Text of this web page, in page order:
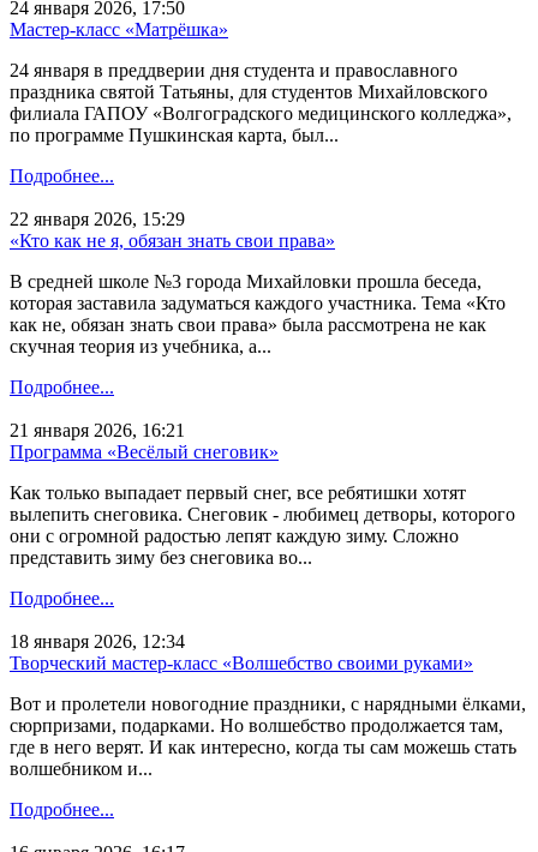
24 января 2026, 17:50
Мастер-класс «Матрёшка»
24 января в преддверии дня студента и православного
праздника святой Татьяны, для студентов Михайловского
филиала ГАПОУ «Волгоградского медицинского колледжа»,
по программе Пушкинская карта, был...
Подробнее...
22 января 2026, 15:29
«Кто как не я, обязан знать свои права»
В средней школе №3 города Михайловки прошла беседа,
которая заставила задуматься каждого участника. Тема «Кто
как не, обязан знать свои права» была рассмотрена не как
скучная теория из учебника, а...
Подробнее...
21 января 2026, 16:21
Программа «Весёлый снеговик»
Как только выпадает первый снег, все ребятишки хотят
вылепить снеговика. Снеговик - любимец детворы, которого
они с огромной радостью лепят каждую зиму. Сложно
представить зиму без снеговика во...
Подробнее...
18 января 2026, 12:34
Творческий мастер-класс «Волшебство своими руками»
Вот и пролетели новогодние праздники, с нарядными ёлками,
сюрпризами, подарками. Но волшебство продолжается там,
где в него верят. И как интересно, когда ты сам можешь стать
волшебником и...
Подробнее...